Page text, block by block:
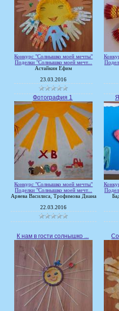
Конкурс "Солнышко моей мечты"
Поделки "Солнышко моей мечт...
Астайкин Ефим
23.03.2016
Фотография 1
Конкурс "Солнышко моей мечты"
Поделки "Солнышко моей мечт...
Аряева Василиса, Трофимова Диана
22.03.2016
К нам в гости солнышко ...